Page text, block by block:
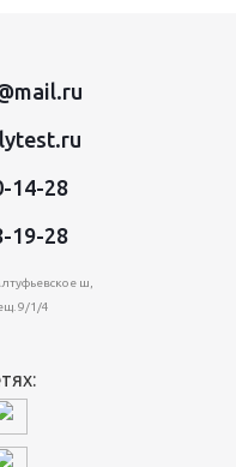
14-28
19-28
ш,
9/1/4